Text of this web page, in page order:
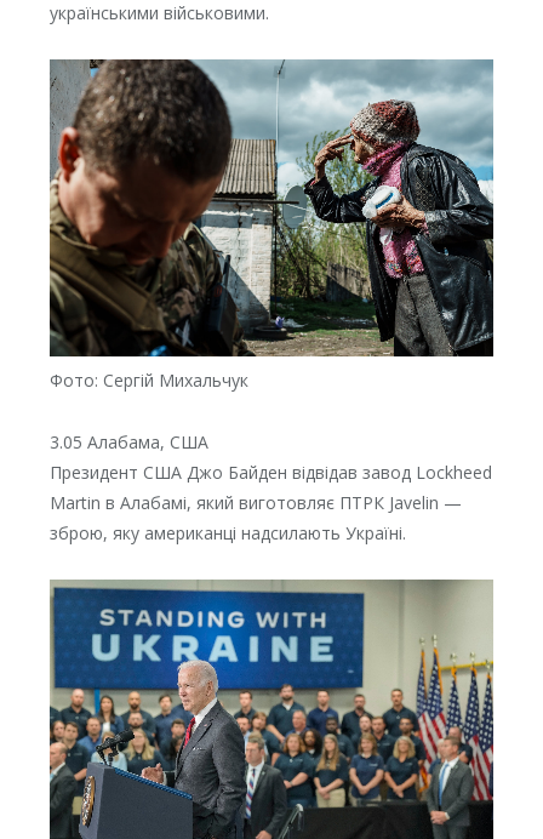
українськими військовими.
Фото: Сергій Михальчук
3.05 Алабама, США
Президент США Джо Байден відвідав завод Lockheed
Martin в Алабамі, який виготовляє ПТРК Javelin —
зброю, яку американці надсилають Україні.